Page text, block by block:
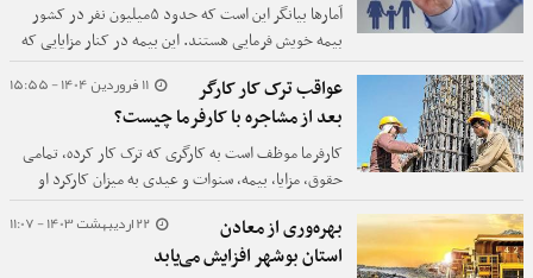
آمارها بیانگر این است که حدود ۵میلیون نفر در کشور
بیمه خویش فرمایی هستند. این بیمه در کنار مزایایی که
دارد,عدم ارائه غرامت ایام بیکاری وپرداخت حق بیمه بالا
و... معایب آن به حساب می آید. 11 فروردین 1404 - 15:55
عواقب ترک کار کارگر
بعد از مشاجره با کارفرما چیست؟
کارفرما موظف است به کارگری که ترک کار کرده، تمامی
حقوق، مزایا، بیمه، سنوات و عیدی به میزان کارکرد او
پرداخت کند.
22 اردیبهشت 1403 - 11:07
بهره‌وری از معادن
استان بوشهر افزایش می‌یابد